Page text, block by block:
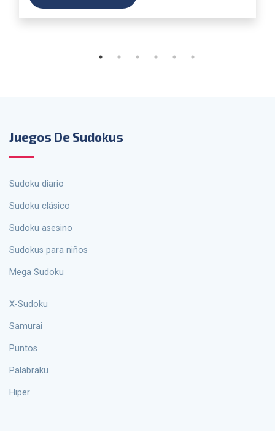
Juegos De Sudokus
Sudoku diario
Sudoku clásico
Sudoku asesino
sudokus para niños
Mega Sudoku
X-Sudoku
Samurai
Puntos
palabraku
Hiper